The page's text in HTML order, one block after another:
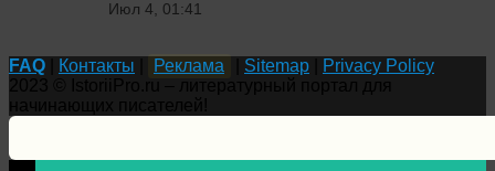
Июл 4, 01:41
FAQ Контакты Реклама Sitemap
Privacy Policy